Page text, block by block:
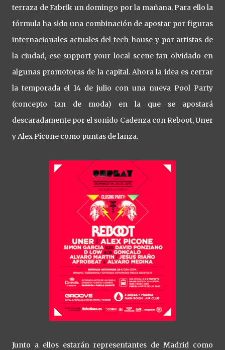
terraza de Fabrik un domingo por la mañana. Para ello la
fórmula ha sido una combinación de apostar por figuras
internacionales actuales del tech-house y por artistas de
la ciudad, ese support your local scene tan olvidado en
algunas promotoras de la capital. Ahora la idea es cerrar
la temporada el 14 de julio con una nueva Pool Party
(concepto tan de moda) en la que se apostará
descaradamente por el sonido Cadenza con Reboot, Uner
y Alex Picone como puntas de lanza.
Junto a ellos estarán representantes de Madrid como